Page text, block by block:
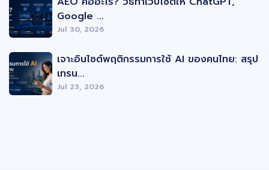
Google ...
Jul 30, 2026
เจาะอินไซต์พฤติกรรมการใช้ AI ของคนไทย: สรุป
เทรน...
Jul 23, 2026